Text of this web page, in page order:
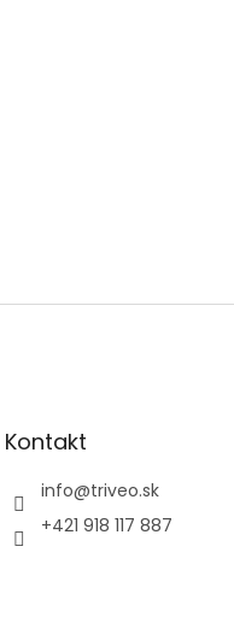
Kontakt
info@triveo.sk
+421 918 117 887